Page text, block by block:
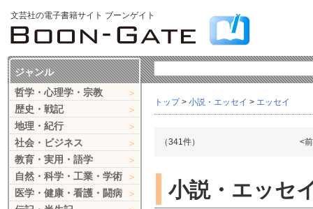
文芸社の電子書籍サイト ブーンゲイト
トップ> 小説・エッセイ > エッセイ
（341件） <
小説・エッセ
ジャンル
哲学・心理学・宗教
歴史・戦記
地理・紀行
社会・ビジネス
教育・実用・語学
自然・科学・工業・学術
医学・健康・看護・闘病